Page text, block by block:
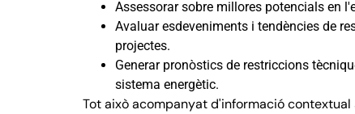
Assessorar sobre millores potencials en
Avaluar esdeveniments i tendències de
projectes.
Generar pronòstics de restriccions
sistema energètic.
Tot això acompanyat d'informació